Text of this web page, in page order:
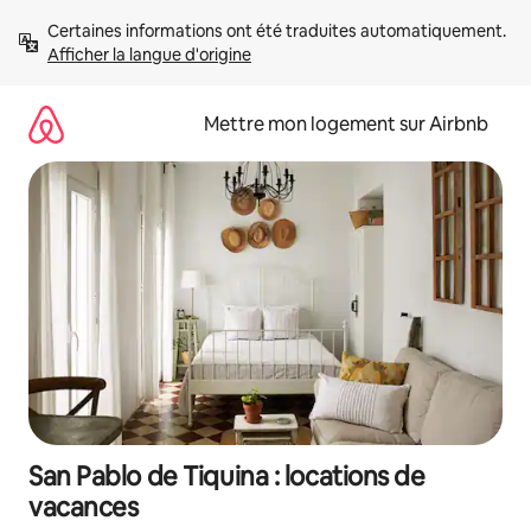
directement
Afficher la langue d'origine
Mettre mon logement sur Airbnb
San Pablo de Tiquina : locations de
vacances